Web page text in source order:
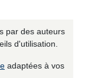
par des auteurs
d'utilisation.
adaptées à vos